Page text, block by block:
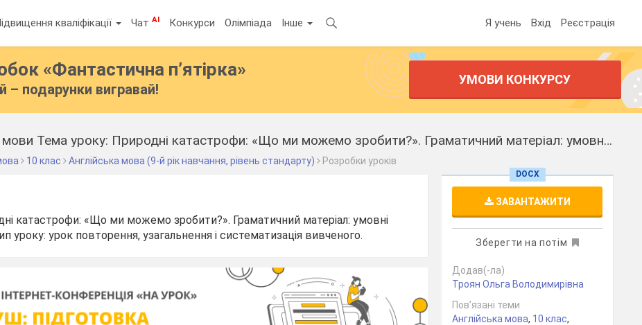
кваліфікації ЧатAI Конкурси Олімпіада Інше Я учень Вхід Реєстрація
«Фантастична п’ятірка»
– подарунки вигравай!
УМОВИ КОНКУРСУ
Урок з англійської мови Тема уроку: Природні катастрофи: «Що ми можемо зробити?». Граматичний матеріал: умовні речення 1,2 типу.
10 клас Англійська мова (9-й рік навчання, рівень стандарту) Розробки уроків
катастрофи: «Що ми можемо зробити?». Граматичний матеріал: умовні
уроку: урок повторення, узагальнення і систематизація вивченого.
DOCX
ЗАВАНТАЖИТИ
Зберегти на потім
Додав(-ла)
Троян Ольга Володимирівна
Пов’язані теми
Англійська мова, 10 клас,